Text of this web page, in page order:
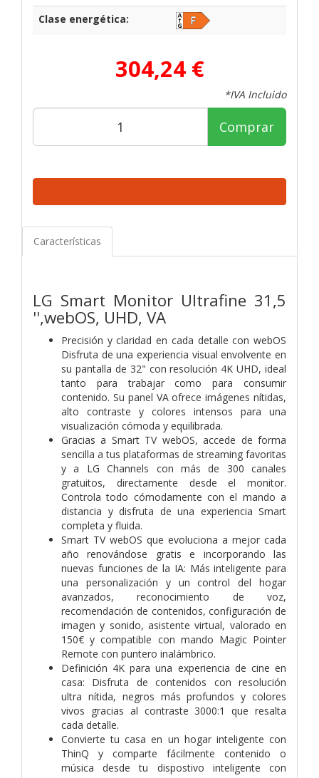
Clase energética:
304,24 €
*IVA Incluido
Comprar
Características
LG Smart Monitor Ultrafine 31,5
'',webOS, UHD, VA
Precisión y claridad en cada detalle con webOS
Disfruta de una experiencia visual envolvente en
su pantalla de 32" con resolución 4K UHD, ideal
tanto para trabajar como para consumir
contenido. Su panel VA ofrece imágenes nítidas,
alto contraste y colores intensos para una
visualización cómoda y equilibrada.
Gracias a Smart TV webOS, accede de forma
sencilla a tus plataformas de streaming favoritas
y a LG Channels con más de 300 canales
gratuitos, directamente desde el monitor.
Controla todo cómodamente con el mando a
distancia y disfruta de una experiencia Smart
completa y fluida.
Smart TV webOS que evoluciona a mejor cada
año renovándose gratis e incorporando las
nuevas funciones de la IA: Más inteligente para
una personalización y un control del hogar
avanzados, reconocimiento de voz,
recomendación de contenidos, configuración de
imagen y sonido, asistente virtual, valorado en
150€ y compatible con mando Magic Pointer
Remote con puntero inalámbrico.
Definición 4K para una experiencia de cine en
casa: Disfruta de contenidos con resolución
ultra nítida, negros más profundos y colores
vivos gracias al contraste 3000:1 que resalta
cada detalle.
Convierte tu casa en un hogar inteligente con
ThinQ y comparte fácilmente contenido o
música desde tu dispostivo inteligente con